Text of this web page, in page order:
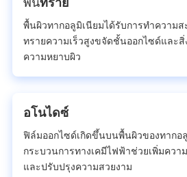
พื้นผิวทากอลูมิเนียมได้รับการทําความ
ทรายความเร็วสูงขจัดชั้นออกไซด์และ
ความหยาบผิว
อโนไดซ์
ฟิล์มออกไซด์เกิดขึ้นบนพื้นผิวของทากอ
กระบวนการทางเคมีไฟฟ้าช่วยเพิ่มคว
และปรับปรุงความสวยงาม